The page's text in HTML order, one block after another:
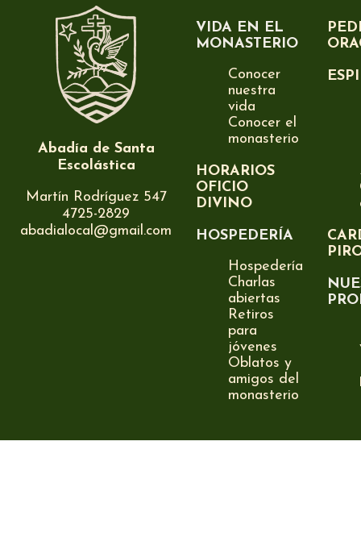
Abadía de Santa
Escolástica
Martín Rodríguez 547
4725-2829
abadialocal@gmail.com
VIDA EN EL
MONASTERIO
Conocer
nuestra
vida
Conocer el
monasterio
HORARIOS
OFICIO
DIVINO
HOSPEDERÍA
Hospedería
Charlas
abiertas
Retiros
para
jóvenes
Oblatos y
amigos del
monasterio